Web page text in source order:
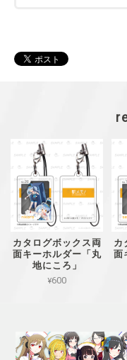
カタログボックス両
面キーホルダー「丸
地にころ」
¥600
カ
面